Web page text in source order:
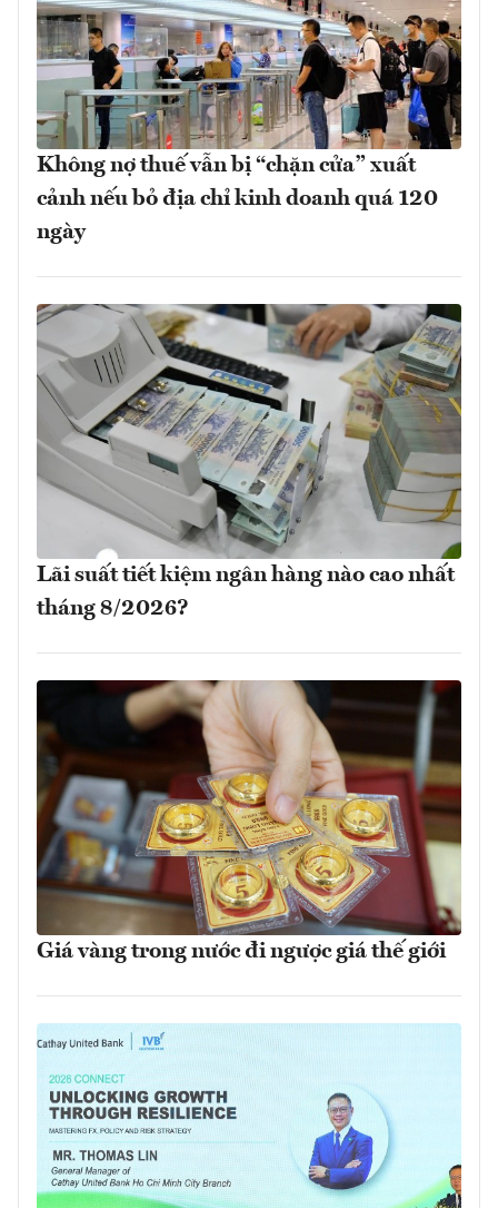
Không nợ thuế vẫn bị “chặn cửa” xuất
cảnh nếu bỏ địa chỉ kinh doanh quá 120
ngày
Lãi suất tiết kiệm ngân hàng nào cao nhất
tháng 8/2026?
Giá vàng trong nước đi ngược giá thế giới